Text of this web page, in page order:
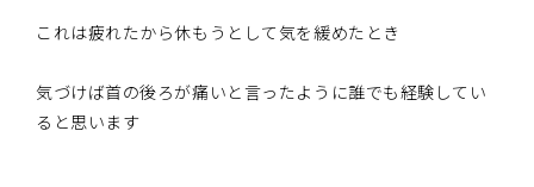
これは疲れたから休もうとして気を緩めたとき
気づけば首の後ろが痛いと言ったように誰でも経験してい
ると思います